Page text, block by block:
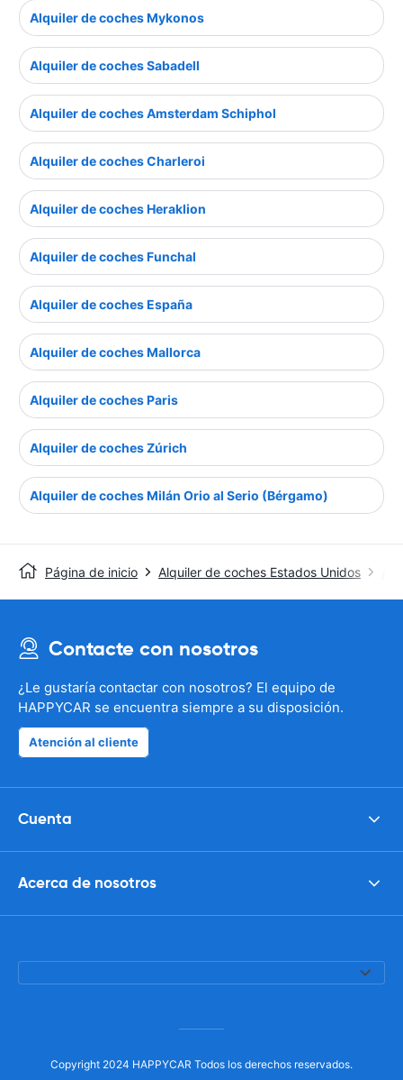
Alquiler de coches Mykonos
Alquiler de coches Sabadell
Alquiler de coches Amsterdam Schiphol
Alquiler de coches Charleroi
Alquiler de coches Heraklion
Alquiler de coches Funchal
Alquiler de coches España
Alquiler de coches Mallorca
Alquiler de coches Paris
Alquiler de coches Zúrich
Alquiler de coches Milán Orio al Serio (Bérgamo)
Página de inicio Alquiler de coches Estados Unidos
Contacte con nosotros
¿Le gustaría contactar con nosotros? El equipo de
HAPPYCAR se encuentra siempre a su disposición.
Atención al cliente
Cuenta
Acerca de nosotros
Copyright 2024 HAPPYCAR Todos los derechos reservados.